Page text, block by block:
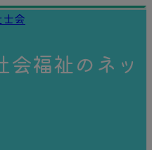
会福祉のネッ